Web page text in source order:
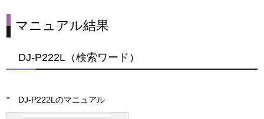
マニュアル結果
DJ-P222L（検索ワード）
DJ-P222Lのマニュアル